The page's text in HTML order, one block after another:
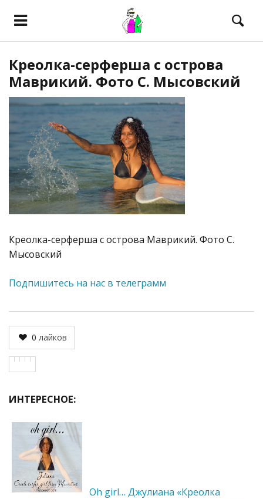
Креолка-серферша с острова
Маврикий. Фото С. Мысовский
Креолка-серферша с острова Маврикий. Фото С.
Мысовский
Подпишитесь на нас в телеграмм
0 лайков
ИНТЕРЕСНОЕ:
Oh girl… Джулиана «Креолка